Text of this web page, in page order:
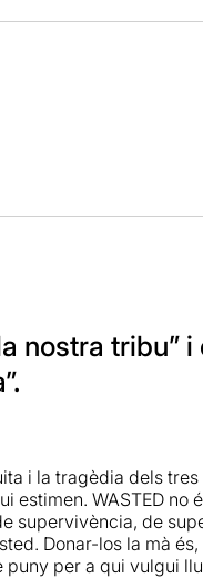
nostra tribu”
i la tragèdia dels tres
WASTED no
supervivència, de
Donar-los la mà
per a qui vulgui